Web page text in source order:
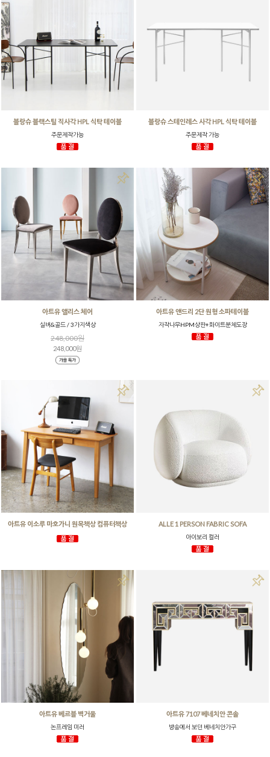
블랑슈 블랙스틸 직사각 HPL 식탁 테이블
주문제작가능
블랑슈 스테인레스 사각 HPL 식탁 테이블
주문제작 가능
아트유 앨리스 체어
실버&골드 / 3가지색상
248,000원
248,000원
아트유 앤드리 2단 원형 소파테이블
자작나무HPM상판+화이트분체도장
아트유 이소루 마호가니 원목책상 컴퓨터책상 ALLE 1 PERSON FABRIC SOFA
아이보리 컬러
아트유 베르블 벽거울
논프레임 미러
아트유 7107 베네치안 콘솔
방송에서 보던 베네치안가구